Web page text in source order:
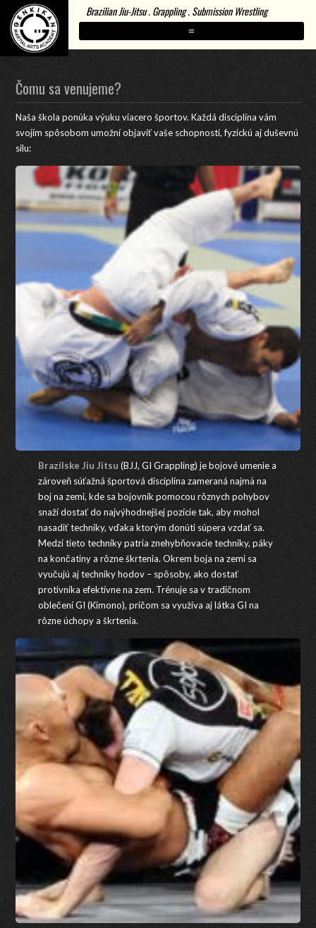
Brazilian Jiu-Jitsu . Grappling . Submission Wrestling
=
Čomu sa venujeme?
Naša škola ponúka výuku viacero športov. Každá disciplína vám
svojím spôsobom umožní objaviť vaše schopnosti, fyzickú aj duševnú
silu:
Brazílske Jiu Jitsu (BJJ, GI Grappling) je bojové umenie a
zároveň súťažná športová disciplína zameraná najmä na
boj na zemi, kde sa bojovník pomocou rôznych pohybov
snaží dostať do najvýhodnejšej pozície tak, aby mohol
nasadiť techniky, vďaka ktorým donúti súpera vzdať sa.
Medzi tieto techniky patria znehybňovacie techniky, páky
na končatiny a rôzne škrtenia. Okrem boja na zemi sa
vyučujú aj techniky hodov – spôsoby, ako dostať
protivníka efektívne na zem. Trénuje sa v tradičnom
oblečení GI (Kimono), pričom sa využíva aj látka GI na
rôzne úchopy a škrtenia.